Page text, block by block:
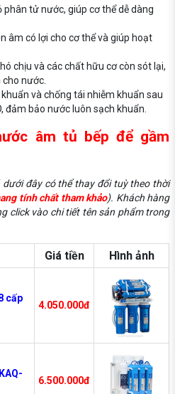
phân tử nước, giúp cơ thể dễ dàng
âm có lợi cho cơ thể và giúp hoạt
chịu và các chất hữu cơ còn sót lại,
nước.
khuẩn và chống tái nhiễm khuẩn sau
đảm bảo nước luôn sạch khuẩn.
âm tủ bếp để gầm
đây có thể thay đổi tuỳ theo thời
tính chất tham khảo). Khách hàng
click vào chi tiết tên sản phẩm trong
Giá tiền Hình ảnh
cấp
4.050.000đ
6.500.000đ